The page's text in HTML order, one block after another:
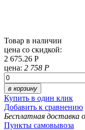
Товар в наличии
цена со скидкой:
2 675.26 Р
цена: 2 758 Р
в корзину
Купить в один клик
Добавить к сравнению
Бесплатная доставка
Пункты самовывоза